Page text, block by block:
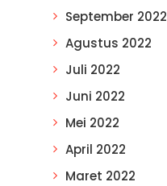
September 2022
Agustus 2022
Juli 2022
Juni 2022
Mei 2022
April 2022
Maret 2022